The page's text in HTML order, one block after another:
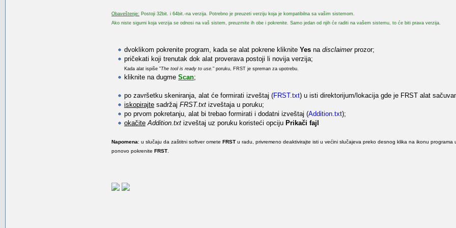
Obaveštenje: Postoji 32bit. i 64bit.-na verzija. Potrebno je preuzeti verziju koja je kompatibilna sa vašim sistemom.
Ako niste sigurni koja verzija se odnosi na vaš sistem, preuzmite ih obe i pokrenite. Samo jedan od njih će raditi na vašem sistemu, to će biti prava verzija.
dvoklikom pokrenite program, kada se alat pokrene kliknite Yes na disclaimerprozor;
pričekati koji trenutak dok alat proverava postoji li novija verzija;
Kada alat ispiše "The tool is ready to use." poruku, FRST je spreman za upotrebu.
kliknite na dugme Scan;
po završetku skeniranja, alat će formirati izveštaj (FRST.txt) u isti direktorijum/lokacija gde je FRST alat
iskopirajte sadržaj FRST.txt izveštaja u poruku;
po prvom pokretanju, alat bi trebao formirati i dodatni izveštaj (Addition.txt);
okačite Addition.txt izveštaj uz poruku koristeći opciju Prikači fajl
Napomena: u slučaju da zaštitni softver omete FRST u radu, privremeno deaktivirajte isti u većini slučajeva preko desnog klika na ikonu programa
ponovo pokrenite FRST